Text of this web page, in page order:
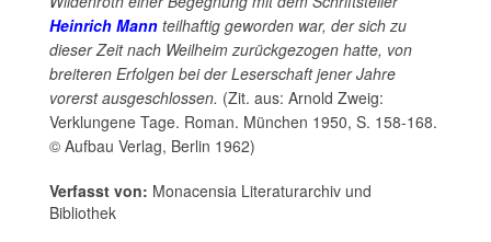
Heinrich Mann teilhaftig geworden war, der sich zu
dieser Zeit nach Weilheim zurückgezogen hatte, von
breiteren Erfolgen bei der Leserschaft jener Jahre
vorerst ausgeschlossen. (Zit. aus: Arnold Zweig:
Verklungene Tage. Roman. München 1950, S. 158-168.
© Aufbau Verlag, Berlin 1962)
Verfasst von: Monacensia Literaturarchiv und
Bibliothek